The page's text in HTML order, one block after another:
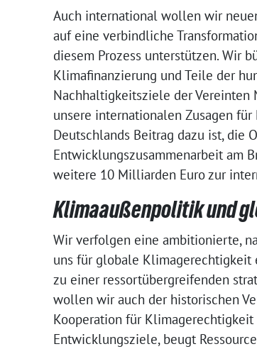
Auch international wollen wir
auf eine verbindliche
diesem Prozess unterstützen. Wir
Klimafinanzierung und Teile der
Nachhaltigkeitsziele der Vereinten
unsere internationalen Zusagen
Deutschlands Beitrag dazu ist, die
Entwicklungszusammenarbeit am
weitere 10 Milliarden Euro zur
Klimaaußenpolitik und
Wir verfolgen eine ambitionierte,
uns für globale
zu einer ressortübergreifenden
wollen wir auch der historischen
Kooperation für
Entwicklungsziele, beugt